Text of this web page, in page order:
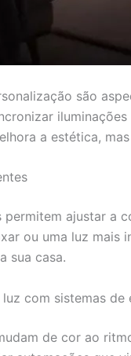
são
a estética,
ajustar a
ou uma luz
sua casa.
com sistemas de
de cor ao